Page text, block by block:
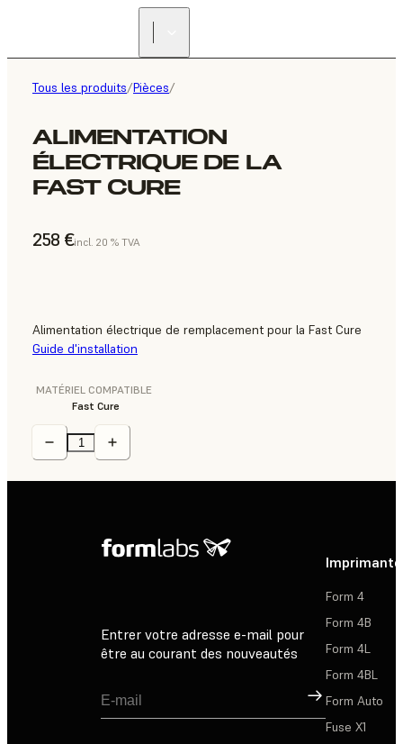
Tous les produits/Pièces/
ALIMENTATION
ÉLECTRIQUE DE LA
FAST CURE
258 €incl. 20 % TVA
Alimentation électrique de remplacement pour la Fast Cure
Guide d'installation
MATÉRIEL COMPATIBLE
Fast Cure
Entrer votre adresse e-mail pour
être au courant des nouveautés
Inscription
Form 4
Form 4B
Form 4L
Form 4BL
Form Auto
Fuse X1